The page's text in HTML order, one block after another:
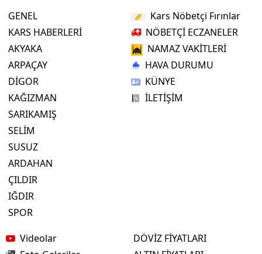
GENEL
KARS HABERLERİ
AKYAKA
ARPAÇAY
DİGOR
KAĞIZMAN
SARIKAMIŞ
SELİM
SUSUZ
ARDAHAN
ÇILDIR
IĞDIR
SPOR
Kars Nöbetçi Fırınlar
NÖBETÇİ ECZANELER
NAMAZ VAKİTLERİ
HAVA DURUMU
KÜNYE
İLETİŞİM
Videolar
DÖVİZ FİYATLARI